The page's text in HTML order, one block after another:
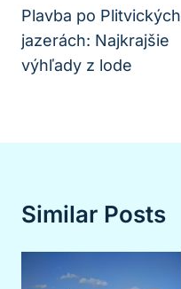
V
Článku
Plavba po Plitvických
jazerách: Najkrajšie
výhľady z lode
Similar Posts